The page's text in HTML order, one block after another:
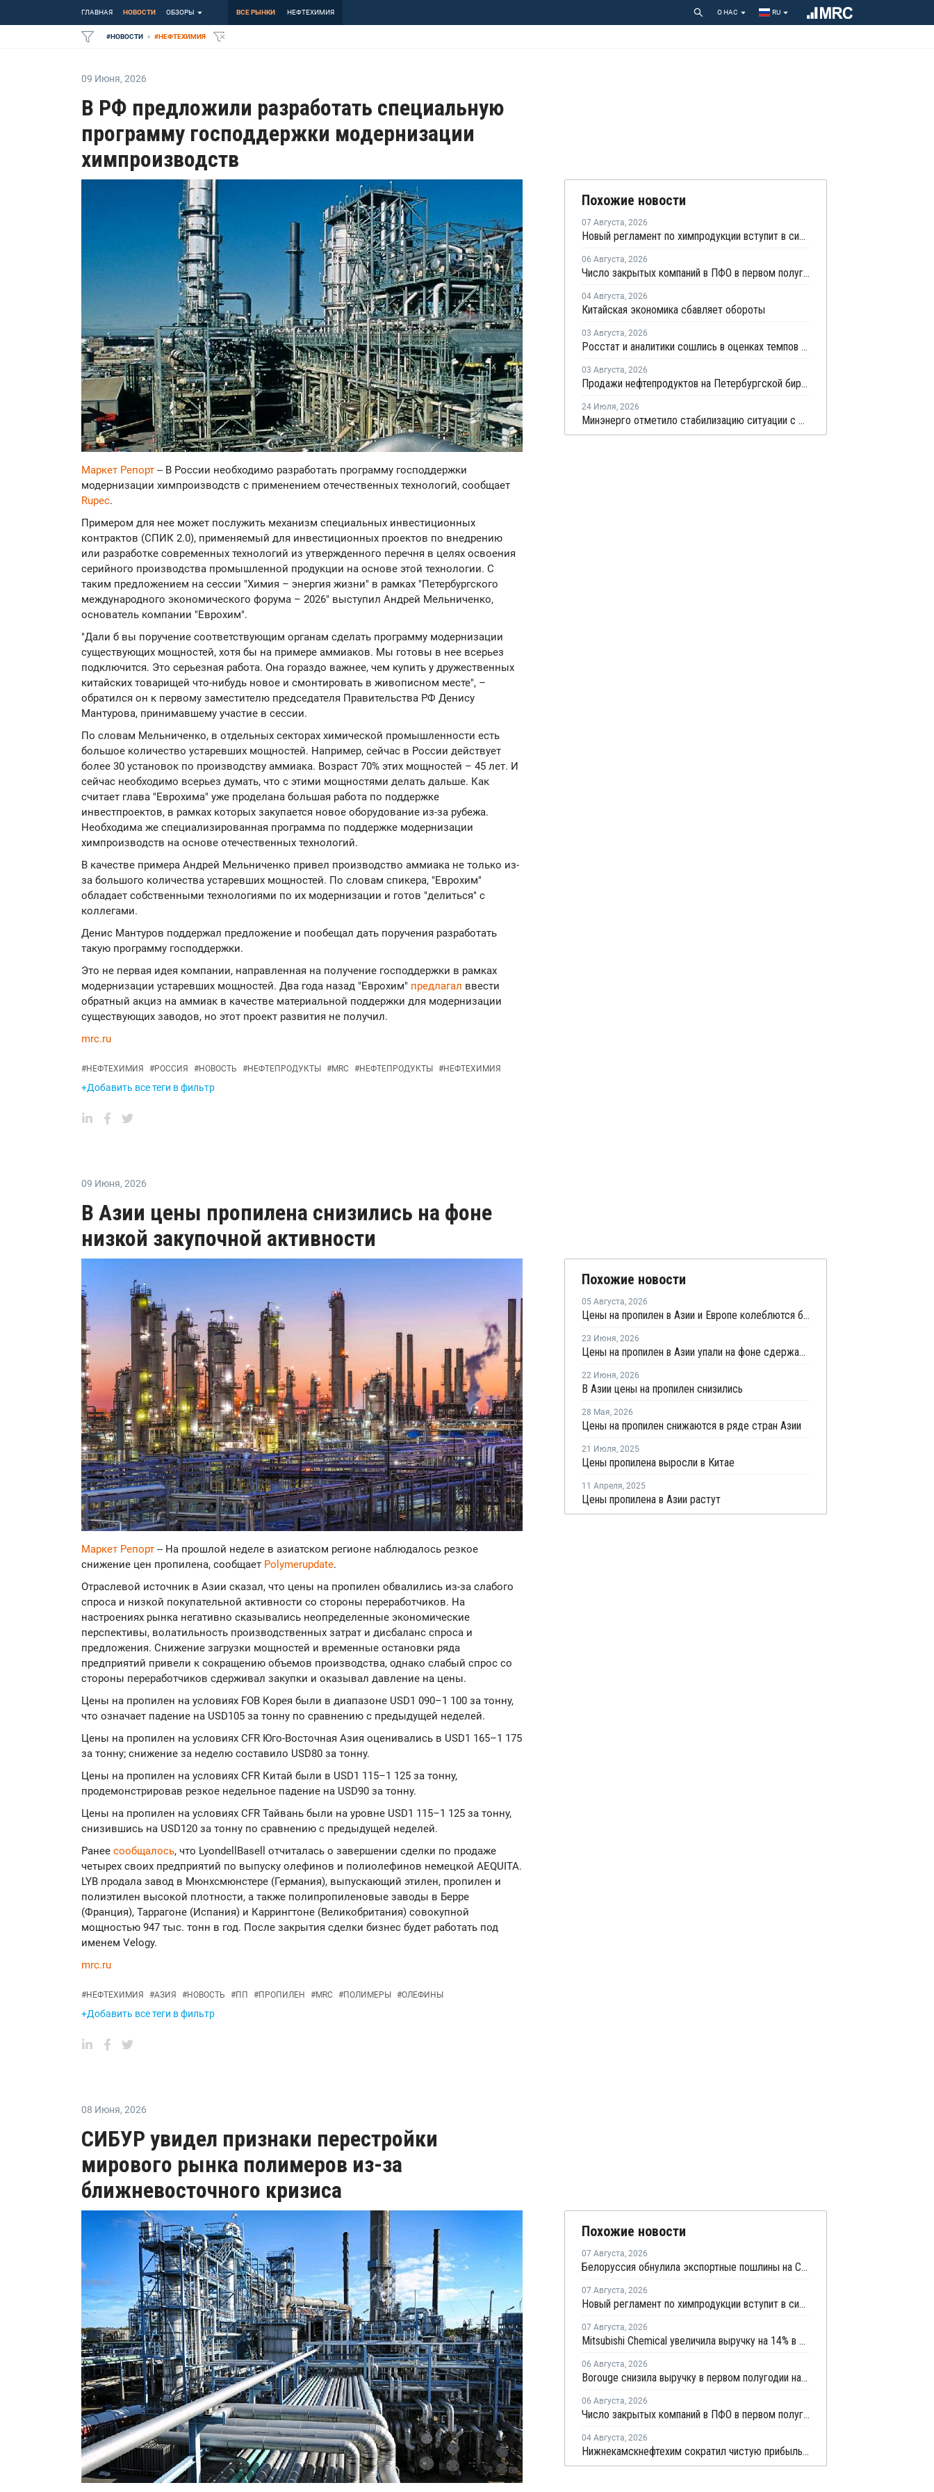
ГЛАВНАЯ НОВОСТИ ОБЗОРЫ ВСЕ РЫНКИ НЕФТЕХИМИЯ О НАС RU
#НОВОСТИ #НЕФТЕХИМИЯ
09 Июня, 2026
В РФ предложили разработать специальную
программу господдержки модернизации
химпроизводств
Маркет Репорт -- В России необходимо разработать программу господдержки
модернизации химпроизводств с применением отечественных технологий, сообщает
Rupec.
Примером для нее может послужить механизм специальных инвестиционных
контрактов (СПИК 2.0), применяемый для инвестиционных проектов по внедрению
или разработке современных технологий из утвержденного перечня в целях освоения
серийного производства промышленной продукции на основе этой технологии. С
таким предложением на сессии "Химия – энергия жизни" в рамках "Петербургского
международного экономического форума – 2026" выступил Андрей Мельниченко,
основатель компании "Еврохим".
"Дали б вы поручение соответствующим органам сделать программу модернизации
существующих мощностей, хотя бы на примере аммиаков. Мы готовы в нее всерьез
подключится. Это серьезная работа. Она гораздо важнее, чем купить у дружественных
китайских товарищей что-нибудь новое и смонтировать в живописном месте", –
обратился он к первому заместителю председателя Правительства РФ Денису
Мантурова, принимавшему участие в сессии.
По словам Мельниченко, в отдельных секторах химической промышленности есть
большое количество устаревших мощностей. Например, сейчас в России действует
более 30 установок по производству аммиака. Возраст 70% этих мощностей – 45 лет. И
сейчас необходимо всерьез думать, что с этими мощностями делать дальше. Как
считает глава "Еврохима" уже проделана большая работа по поддержке
инвестпроектов, в рамках которых закупается новое оборудование из-за рубежа.
Необходима же специализированная программа по поддержке модернизации
химпроизводств на основе отечественных технологий.
В качестве примера Андрей Мельниченко привел производство аммиака не только из-
за большого количества устаревших мощностей. По словам спикера, "Еврохим"
обладает собственными технологиями по их модернизации и готов "делиться" с
коллегами.
Денис Мантуров поддержал предложение и пообещал дать поручения разработать
такую программу господдержки.
Это не первая идея компании, направленная на получение господдержки в рамках
модернизации устаревших мощностей. Два года назад "Еврохим" предлагал ввести
обратный акциз на аммиак в качестве материальной поддержки для модернизации
существующих заводов, но этот проект развития не получил.
mrc.ru
#НЕФТЕХИМИЯ #РОССИЯ #НОВОСТЬ #НЕФТЕПРОДУКТЫ #MRC #НЕФТЕПРОДУКТЫ #НЕФТЕХИМИЯ
+Добавить все теги в фильтр
Похожие новости
07 Августа, 2026
Новый регламент по химпродукции вступит в силу в сентябре 2027 года
06 Августа, 2026
Число закрытых компаний в ПФО в первом полугодии 2026 года вдвое превысило число новых
04 Августа, 2026
Китайская экономика сбавляет обороты
03 Августа, 2026
Росстат и аналитики сошлись в оценках темпов замедления экономики
03 Августа, 2026
Продажи нефтепродуктов на Петербургской бирже за 7 месяцев снизились на 11,2%, в июле – на 35,6%
24 Июля, 2026
Минэнерго отметило стабилизацию ситуации с обеспечением топливом в ряде регионов
09 Июня, 2026
В Азии цены пропилена снизились на фоне
низкой закупочной активности
Маркет Репорт -- На прошлой неделе в азиатском регионе наблюдалось резкое
снижение цен пропилена, сообщает Polymerupdate.
Отраслевой источник в Азии сказал, что цены на пропилен обвалились из-за слабого
спроса и низкой покупательной активности со стороны переработчиков. На
настроениях рынка негативно сказывались неопределенные экономические
перспективы, волатильность производственных затрат и дисбаланс спроса и
предложения. Снижение загрузки мощностей и временные остановки ряда
предприятий привели к сокращению объемов производства, однако слабый спрос со
стороны переработчиков сдерживал закупки и оказывал давление на цены.
Цены на пропилен на условиях FOB Корея были в диапазоне USD1 090–1 100 за тонну,
что означает падение на USD105 за тонну по сравнению с предыдущей неделей.
Цены на пропилен на условиях CFR Юго-Восточная Азия оценивались в USD1 165–1 175
за тонну; снижение за неделю составило USD80 за тонну.
Цены на пропилен на условиях CFR Китай были в USD1 115–1 125 за тонну,
продемонстрировав резкое недельное падение на USD90 за тонну.
Цены на пропилен на условиях CFR Тайвань были на уровне USD1 115–1 125 за тонну,
снизившись на USD120 за тонну по сравнению с предыдущей неделей.
Ранее сообщалось, что LyondellBasell отчиталась о завершении сделки по продаже
четырех своих предприятий по выпуску олефинов и полиолефинов немецкой AEQUITA.
LYB продала завод в Мюнхсмюнстере (Германия), выпускающий этилен, пропилен и
полиэтилен высокой плотности, а также полипропиленовые заводы в Берре
(Франция), Таррагоне (Испания) и Каррингтоне (Великобритания) совокупной
мощностью 947 тыс. тонн в год. После закрытия сделки бизнес будет работать под
именем Velogy.
mrc.ru
#НЕФТЕХИМИЯ #АЗИЯ #НОВОСТЬ #ПП #ПРОПИЛЕН #MRC #ПОЛИМЕРЫ #ОЛЕФИНЫ
+Добавить все теги в фильтр
Похожие новости
05 Августа, 2026
Цены на пропилен в Азии и Европе колеблются близ уровня в USD1000
23 Июня, 2026
Цены на пропилен в Азии упали на фоне сдержанной закупочной активности
22 Июня, 2026
В Азии цены на пропилен снизились
28 Мая, 2026
Цены на пропилен снижаются в ряде стран Азии
21 Июля, 2025
Цены пропилена выросли в Китае
11 Апреля, 2025
Цены пропилена в Азии растут
08 Июня, 2026
СИБУР увидел признаки перестройки
мирового рынка полимеров из-за
ближневосточного кризиса
Похожие новости
07 Августа, 2026
Белоруссия обнулила экспортные пошлины на СУГ
07 Августа, 2026
Новый регламент по химпродукции вступит в силу в сентябре 2027 года
07 Августа, 2026
Mitsubishi Chemical увеличила выручку на 14% в первом квартале японского финансового года
06 Августа, 2026
Borouge снизила выручку в первом полугодии на 5%
06 Августа, 2026
Число закрытых компаний в ПФО в первом полугодии 2026 года вдвое превысило число новых
04 Августа, 2026
Нижнекамскнефтехим сократил чистую прибыль по РСБУ в 15 раз в первом полугодии